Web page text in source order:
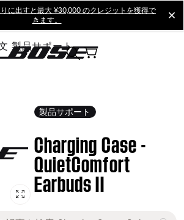
りに出すと最大 ¥30,000 のクレジットを獲得で
きます。
製品サポート
製品サポート
Charging Case -
QuietComfort
Earbuds II